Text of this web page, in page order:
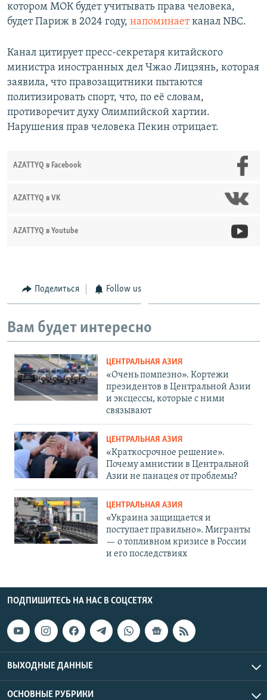
котором МОК будет учитывать права человека,
будет Париж в 2024 году, напоминаетканал NBC.
Канал цитирует пресс-секретаря китайского
министра иностранных дел Чжао Лицзянь, которая
заявила, что правозащитники пытаются
политизировать спорт, что, по её словам,
противоречит духу Олимпийской хартии.
Нарушения прав человека Пекин отрицает.
AZATTYQ в Facebook
AZATTYQ в VK
AZATTYQ в Youtube
Поделиться Follow us
Вам будет интересно
ЦЕНТРАЛЬНАЯ АЗИЯ
«Очень помпезно». Кортежи
президентов в Центральной Азии
и эксцессы, которые с ними
связывают
ЦЕНТРАЛЬНАЯ АЗИЯ
«Краткосрочное решение».
Почему амнистии в Центральной
Азии не панацея от проблемы?
ЦЕНТРАЛЬНАЯ АЗИЯ
«Украина защищается и
поступает правильно». Мигранты
— о топливном кризисе в России
и его последствиях
ПОДПИШИТЕСЬ НА НАС В СОЦСЕТЯХ
ВЫХОДНЫЕ ДАННЫЕ
ОСНОВНЫЕ РУБРИКИ